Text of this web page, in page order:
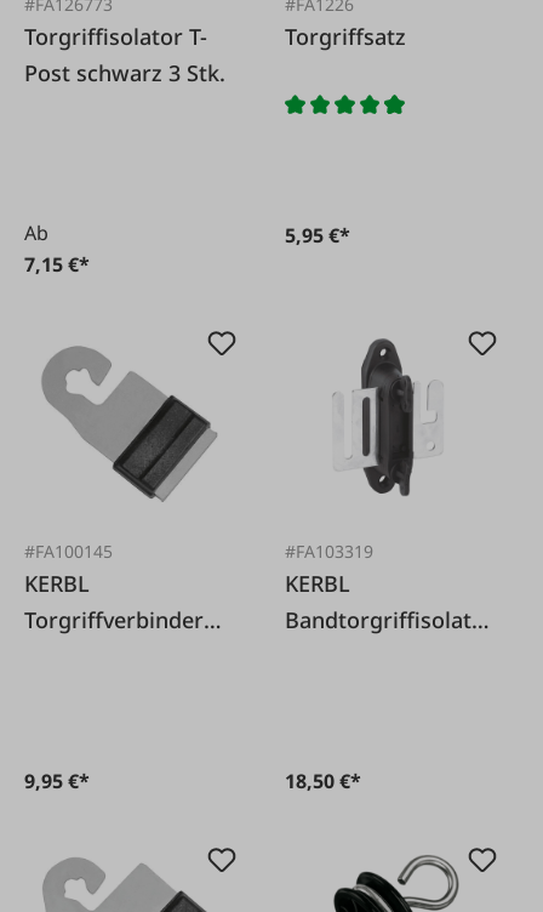
Torgriffisolator T-
Post schwarz 3 Stk.
Ab
7,15 €*
Torgriffsatz
5,95 €*
#FA100145
KERBL
Torgriffverbinder
9,95 €*
#FA103319
KERBL
Bandtorgriffisolator
18,50 €*